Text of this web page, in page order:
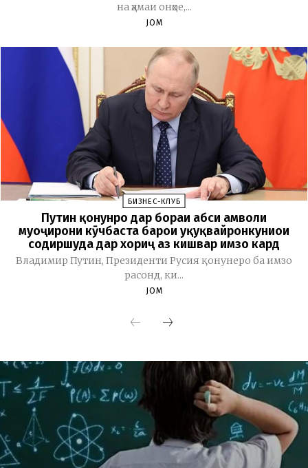
на ҳамаи онҳое,...
JOM
БИЗНЕС-КЛУБ
Путин қонунро дар бораи ҳабси амволи
муҳоҷирони кӯчбаста барои ҳуқуқвайронкуниҳои
содиршуда дар хориҷ аз кишвар имзо кард
Владимир Путин, Президенти Русия қонунеро ба имзо
расонд, ки...
JOM